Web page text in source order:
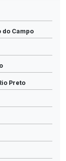
do Campo
Preto